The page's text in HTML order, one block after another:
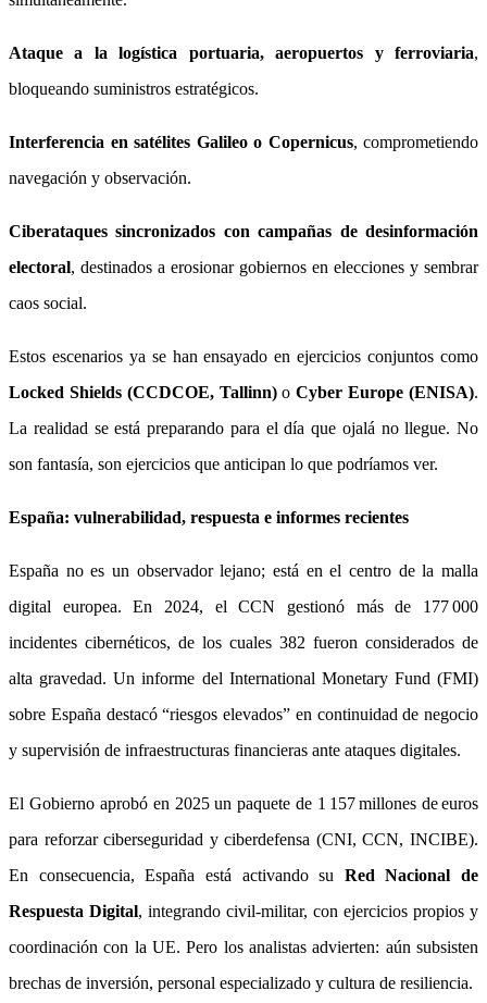
Ataque a la logística portuaria, aeropuertos y ferroviaria,
bloqueando suministros estratégicos.
Interferencia en satélites Galileo o Copernicus, comprometiendo
navegación y observación.
Ciberataques sincronizados con campañas de desinformación
electoral, destinados a erosionar gobiernos en elecciones y sembrar
caos social.
Estos escenarios ya se han ensayado en ejercicios conjuntos como
Locked Shields (CCDCOE, Tallinn)oCyber Europe (ENISA).
La realidad se está preparando para el día que ojalá no llegue. No
son fantasía, son ejercicios que anticipan lo que podríamos ver.
España: vulnerabilidad, respuesta e informes recientes
España no es un observador lejano; está en el centro de la malla
digital europea. En 2024, el CCN gestionó más de 177 000
incidentes cibernéticos, de los cuales 382 fueron considerados de
alta gravedad. Un informe del International Monetary Fund (FMI)
sobre España destacó “riesgos elevados” en continuidad de negocio
y supervisión de infraestructuras financieras ante ataques digitales.
El Gobierno aprobó en 2025 un paquete de 1 157 millones de euros
para reforzar ciberseguridad y ciberdefensa (CNI, CCN, INCIBE).
En consecuencia, España está activando su Red Nacional de
Respuesta Digital, integrando civil‑militar, con ejercicios propios y
coordinación con la UE. Pero los analistas advierten: aún subsisten
brechas de inversión, personal especializado y cultura de resiliencia.